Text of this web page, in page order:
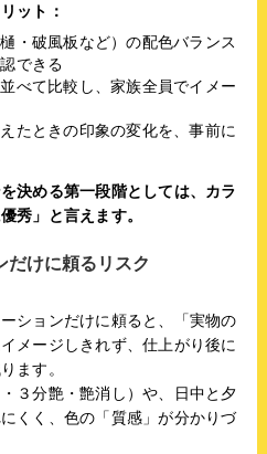
ット：
・破風板など）の配色バランス
できる
べて比較し、家族全員でイメー
たときの印象の変化を、事前に
決める第一段階としては、カラ
秀」と言えます。
だけに頼るリスク
ションだけに頼ると、「実物の
メージしきれず、仕上がり後に
ます。
３分艶・艶消し）や、日中と夕
くく、色の「質感」が分かりづ